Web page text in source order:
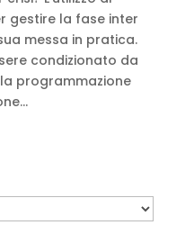
gestire la fase inter
messa in pratica.
condizionato da
programmazione